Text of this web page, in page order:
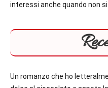
interessi anche quando non
Un romanzo che ho